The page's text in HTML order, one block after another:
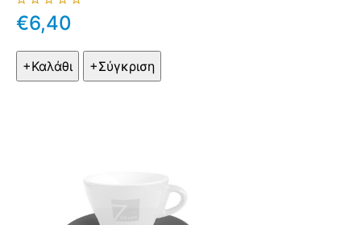
€6,40